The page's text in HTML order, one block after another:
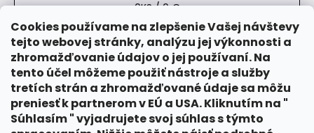
Cookies používame na zlepšenie Vašej návštevy
tejto webovej stránky, analýzu jej výkonnosti a
zhromažďovanie údajov o jej používaní. Na
tento účel môžeme použiť nástroje a služby
tretích strán a zhromažďované údaje sa môžu
preniesť k partnerom v EÚ a USA. Kliknutím na "
Súhlasím " vyjadrujete svoj súhlas s týmto
0KS /0 €